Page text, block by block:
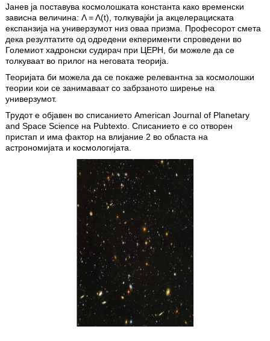
Јанев ја поставува космолошката константа како временски
зависна величина: Λ = Λ(t), толкувајќи ја акцелерациската
експанзија на универзумот низ оваа призма. Професорот смета
дека резултатите од одредени екперименти спроведени во
Големиот хадронски судирач при ЦЕРН, би можеле да се
толкуваат во прилог на неговата теорија.
Теоријата би можела да се покаже релевантна за космолошки
теории кои се занимаваат со забрзаното ширење на
универзумот.
Трудот е објавен во списанието American Journal of Planetary
and Space Science на Pubtexto. Списанието е со отворен
пристап и има фактор на влијание 2 во областа на
астрономијата и космологијата.